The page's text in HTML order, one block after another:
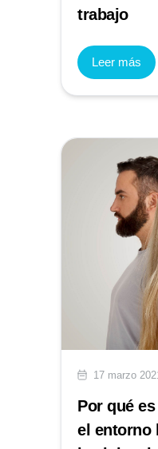
trabajo
Leer más
17 marzo
Por qué
el entorno